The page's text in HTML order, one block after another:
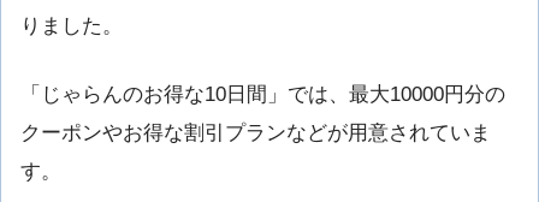
りました。
「じゃらんのお得な10日間」では、最大10000円分の
クーポンやお得な割引プランなどが用意されていま
す。